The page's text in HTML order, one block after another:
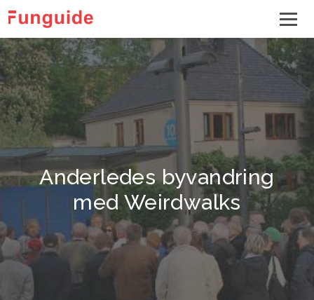
Anderledes byvandring
med Weirdwalks